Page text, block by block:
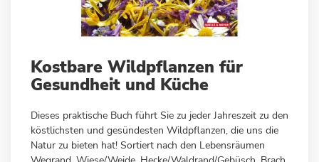
Anfang
der
springen
Kostbare Wildpflanzen für
Gesundheit und Küche
Dieses praktische Buch führt Sie zu jeder Jahreszeit zu den
köstlichsten und gesündesten Wildpflanzen, die uns die
Natur zu bieten hat! Sortiert nach den Lebensräumen